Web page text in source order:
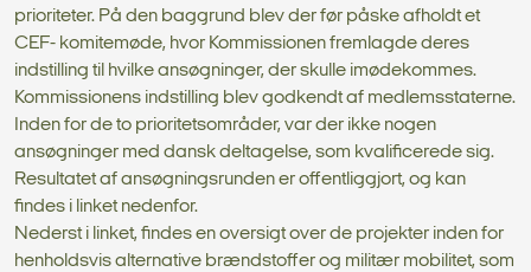
prioriteter. På den baggrund blev der før påske afholdt et
CEF- komitemøde, hvor Kommissionen fremlagde deres
indstilling til hvilke ansøgninger, der skulle imødekommes.
Kommissionens indstilling blev godkendt af medlemsstaterne.
Inden for de to prioritetsområder, var der ikke nogen
ansøgninger med dansk deltagelse, som kvalificerede sig.
Resultatet af ansøgningsrunden er offentliggjort, og kan
findes i linket nedenfor.
Nederst i linket, findes en oversigt over de projekter inden for
henholdsvis alternative brændstoffer og militær mobilitet, som